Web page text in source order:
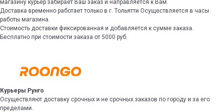
магазину курьер забирает Ваш заказ и направляется к Вам.
Доставка временно работает только в г. Тольятти Осуществляется в часы
работы магазина.
Стоимость доставки фиксированная и добавляется к сумме заказа.
Бесплатно при стоимости заказа от 5000 руб.
Курьеры Рунго
Осуществляют доставку срочных и не срочных заказов по городу и за его
пределами.